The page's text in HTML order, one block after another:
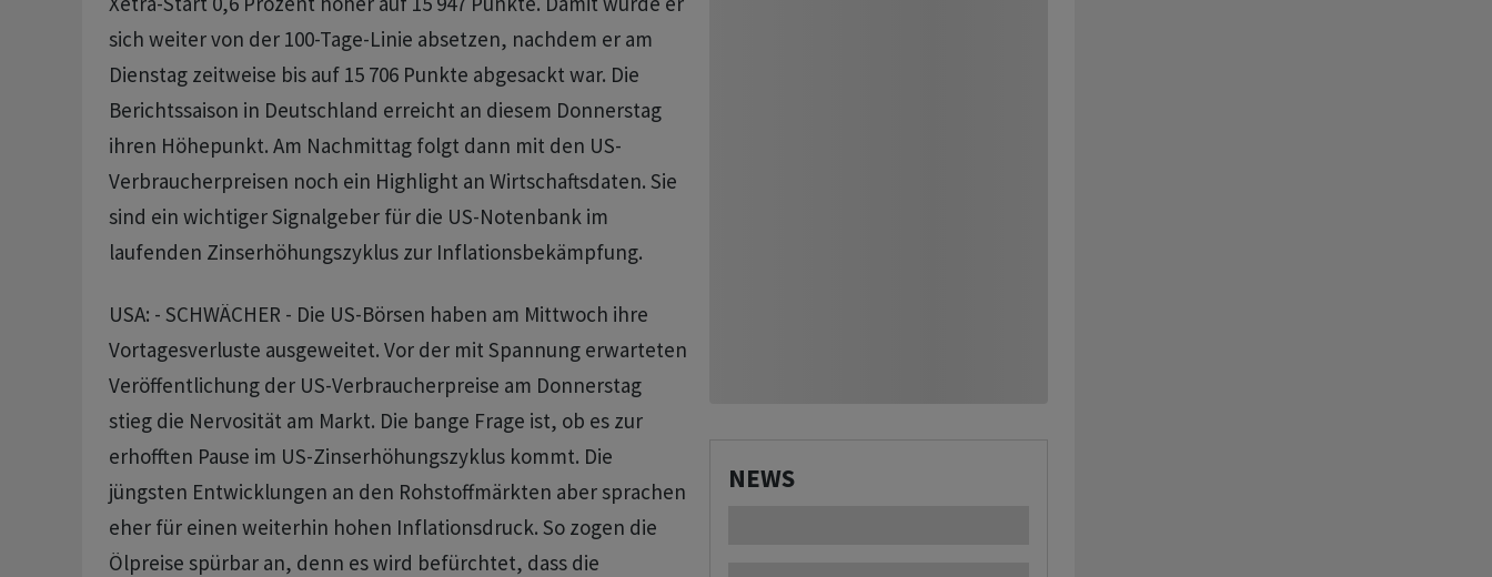
sich weiter von der 100-Tage-Linie absetzen, nachdem er am
Dienstag zeitweise bis auf 15 706 Punkte abgesackt war. Die
Berichtssaison in Deutschland erreicht an diesem Donnerstag
ihren Höhepunkt. Am Nachmittag folgt dann mit den US-
Verbraucherpreisen noch ein Highlight an Wirtschaftsdaten. Sie
sind ein wichtiger Signalgeber für die US-Notenbank im
laufenden Zinserhöhungszyklus zur Inflationsbekämpfung.
USA: - SCHWÄCHER - Die US-Börsen haben am Mittwoch ihre
Vortagesverluste ausgeweitet. Vor der mit Spannung erwarteten
Veröffentlichung der US-Verbraucherpreise am Donnerstag
stieg die Nervosität am Markt. Die bange Frage ist, ob es zur
erhofften Pause im US-Zinserhöhungszyklus kommt. Die
jüngsten Entwicklungen an den Rohstoffmärkten aber sprachen
eher für einen weiterhin hohen Inflationsdruck. So zogen die
Ölpreise spürbar an, denn es wird befürchtet, dass die
NEWS